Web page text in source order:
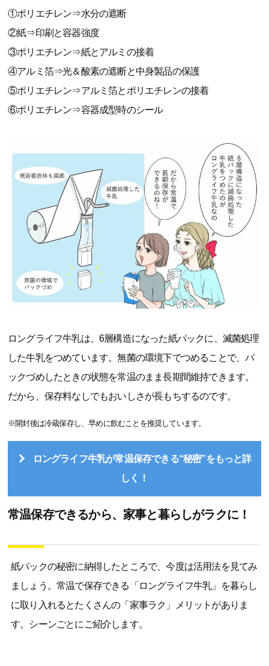
①ポリエチレン⇒水分の遮断
②紙⇒印刷と容器強度
③ポリエチレン⇒紙とアルミの接着
④アルミ箔⇒光＆酸素の遮断と中身製品の保護
⑤ポリエチレン⇒アルミ箔とポリエチレンの接着
⑥ポリエチレン⇒容器成型時のシール
ロングライフ牛乳は、6層構造になった紙パックに、滅菌処理
した牛乳をつめています。無菌の環境下でつめることで、パ
ックづめしたときの状態を常温のまま長期間維持できます。
だから、保存料なしでもおいしさが長もちするのです。
※開封後は冷蔵保存し、早めに飲むことを推奨しています。
ロングライフ牛乳が常温保存できる“秘密”をもっと詳
しく！
常温保存できるから、家事と暮らしがラクに！
紙パックの秘密に納得したところで、今度は活用法を見てみ
ましょう。常温で保存できる「ロングライフ牛乳」を暮らし
に取り入れるとたくさんの「家事ラク」メリットがありま
す。シーンごとにご紹介します。